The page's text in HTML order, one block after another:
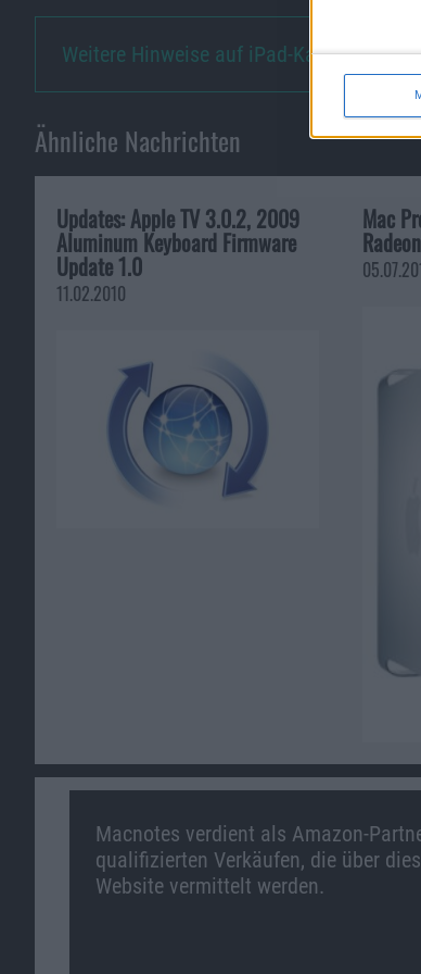
Weitere Hinweise auf iPad-Kame…
Ähnliche Nachrichten
Updates: Apple TV 3.0.2, 2009
Aluminum Keyboard Firmware
Update 1.0
11.02.2010
Mac
Macnotes verdient als Amazon-
qualifizierten Verkäufen, die über
Website vermittelt werden.